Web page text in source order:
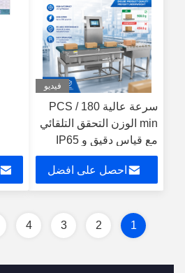
فيديو
سرعة عالية 180 PCS /
min الوزن التحقق التلقائي
مع قياس دقيق و IP65
مقاومة للماء
احصل على افضل
1
2
3
4